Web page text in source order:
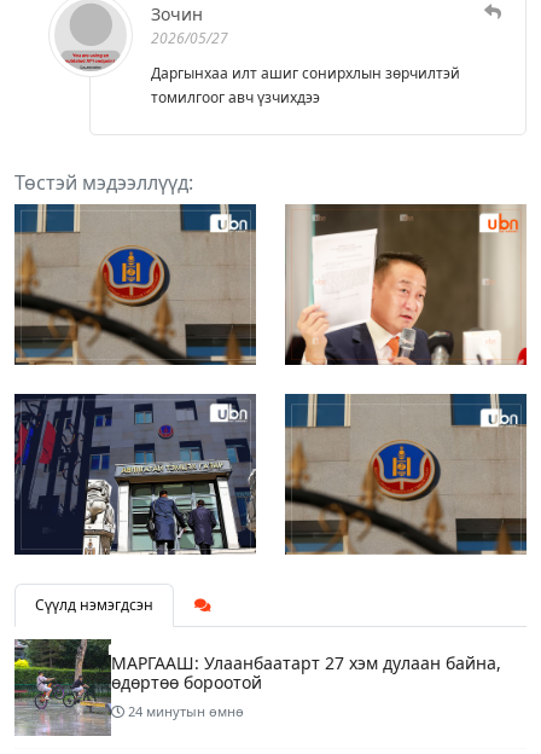
Зочин
2026/05/27
Даргынхаа илт ашиг сонирхлын зөрчилтэй
томилгоог авч үзчихдээ
Төстэй мэдээллүүд:
Сүүлд нэмэгдсэн
МАРГААШ: Улаанбаатарт 27 хэм дулаан байна,
өдөртөө бороотой
24 минутын өмнө